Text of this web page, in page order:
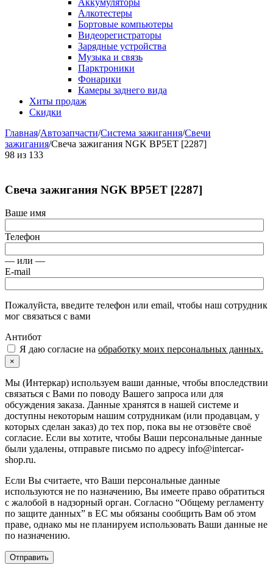
Аккумуляторы
Алкотестеры
Бортовые компьютеры
Видеорегистраторы
Зарядные устройства
Музыка и связь
Парктроники
Фонарики
Камеры заднего вида
Хиты продаж
Скидки
Главная/Автозапчасти/Система зажигания/Свечи
зажигания/Свеча зажигания NGK BP5ET [2287]
98 из 133
Свеча зажигания NGK BP5ET [2287]
Ваше имя
Телефон
— или —
E-mail
Пожалуйста, введите телефон или email, чтобы наш сотрудник
мог связаться с вами
Антибот
Я даю согласие на обработку моих персональных данных.
×
Мы (Интеркар) используем ваши данные, чтобы впоследствии
связаться с Вами по поводу Вашего запроса или для
обсуждения заказа. Данные хранятся в нашей системе и
доступны некоторым нашим сотрудникам (или продавцам, у
которых сделан заказ) до тех пор, пока вы не отзовёте своё
согласие. Если вы хотите, чтобы Ваши персональные данные
были удалены, отправьте письмо по адресу info@intercar-
shop.ru.
Если Вы считаете, что Ваши персональные данные
используются не по назначению, Вы имеете право обратиться
с жалобой в надзорный орган. Согласно “Общему регламенту
по защите данных” в ЕС мы обязаны сообщить Вам об этом
праве, однако мы не планируем использовать Ваши данные не
по назначению.
Отправить